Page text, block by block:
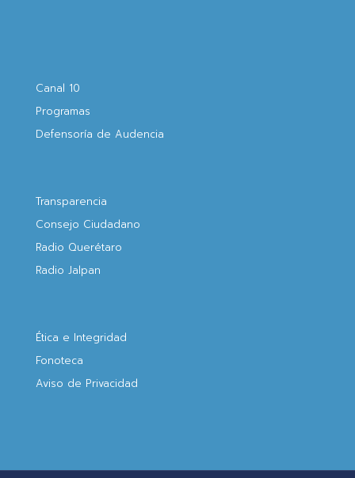
Canal 10
Programas
Defensoría de Audencia
Transparencia
Consejo Ciudadano
Radio Querétaro
Radio Jalpan
Ética e Integridad
Fonoteca
Aviso de Privacidad